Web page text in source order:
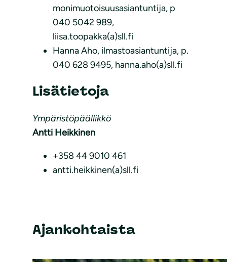
monimuotoisuusasiantuntija, p
040 5042 989,
liisa.toopakka(a)sll.fi
Hanna Aho, ilmastoasiantuntija, p.
040 628 9495, hanna.aho(a)sll.fi
Lisätietoja
Ympäristöpäällikkö
Antti Heikkinen
+358 44 9010 461
antti.heikkinen(a)sll.fi
Ajankohtaista